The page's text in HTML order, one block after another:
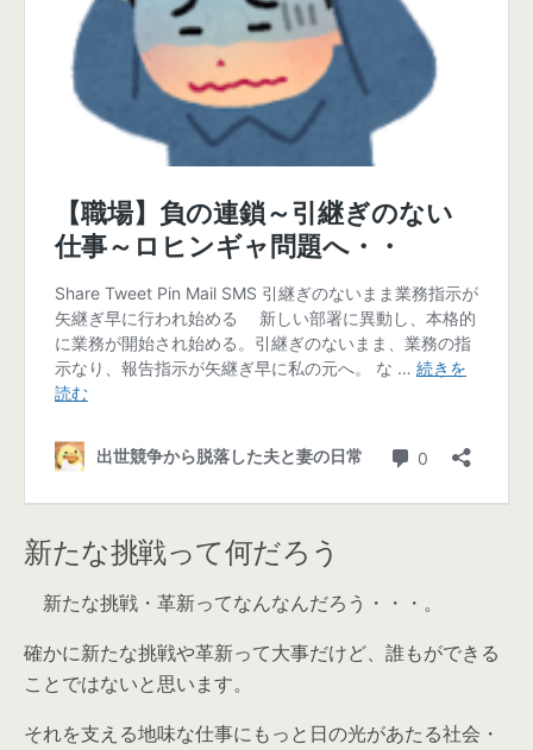
新たな挑戦って何だろう
新たな挑戦・革新ってなんなんだろう・・・。
確かに新たな挑戦や革新って大事だけど、誰もができる
ことではないと思います。
それを支える地味な仕事にもっと日の光があたる社会・